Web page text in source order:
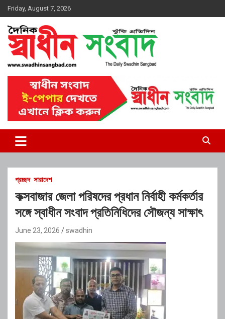
Skip
to
content
Friday, August 7, 2026
দৈনিক স্বাধীন সংবাদ
প্রচ্ছদ সারাদেশ
কক্সবাজার জেলা পরিষদের প্রধান নির্বাহী কর্মকর্তার
সঙ্গে স্বাধীন সংবাদ প্রতিনিধিদের সৌজন্য সাক্ষাৎ
June 23, 2026 swadhin